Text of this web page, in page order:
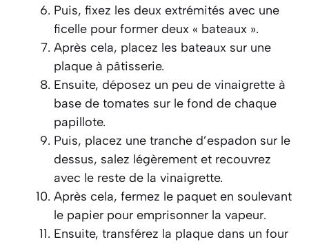
Puis, fixez les deux extrémités avec une
ficelle pour former deux « bateaux ».
Après cela, placez les bateaux sur une
plaque à pâtisserie.
Ensuite, déposez un peu de vinaigrette à
base de tomates sur le fond de chaque
papillote.
Puis, placez une tranche d’espadon sur le
dessus, salez légèrement et recouvrez
avec le reste de la vinaigrette.
Après cela, fermez le paquet en soulevant
le papier pour emprisonner la vapeur.
Ensuite, transférez la plaque dans un four